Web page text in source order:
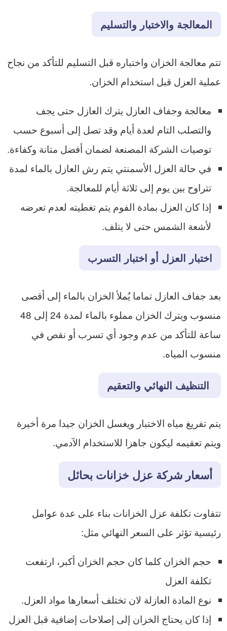
المعالجة والاختبار والتسليم
تتم معالجة الخزان واختباره قبل التسليم ​للتأكد من نجاح
عملية العزل قبل استخدام الخزان.
​معالجة وجفاف العازل يترك العازل حتى يجف
والتصلب التام لعدة أيام وقد تصل إلى أسبوع حسب
توصيات الشركة المصنعة لضمان أفضل متانة وكفاءة.
​في حالة العزل الأسمنتي يتم رش العازل بالماء لمدة
تتراوح بين يوم إلى ثلاثة أيام للمعالجة.
إذا كان العزل بمادة الفوم يتم تغطيته لعدم تعرضه
لأشعة الشمس حتى لا يتلف.
​اختبار العزل أو اختبار التسرب
​بعد جفاف العازل تماما يُملأ الخزان بالماء إلى أقصى
منسوب و​يترك الخزان مملوء بالماء لمدة 24 إلى 48
ساعة للتأكد من عدم وجود أي تسرب أو نقص في
منسوب المياه.
التنظيف النهائي والتعقيم
​يتم تفريغ مياه الاختبار ويغسل الخزان جيدا مرة أخيرة
ويتم تعقيمه ليكون جاهزا للاستخدام الآدمي.​
أسعار شركة عزل خزانات بحائل
تتفاوت تكلفة عزل الخزانات بناء على عدة عوامل
رئيسية تؤثر على السعر النهائي مثل:
حجم الخزان كلما كان حجم الخزان أكبر، ارتفعت
تكلفة العزل
نوع المادة العازلة لان تختلف أسعارها مواد العزل.
إذا كان يحتاج الخزان إلى إصلاحات إضافية قبل العزل